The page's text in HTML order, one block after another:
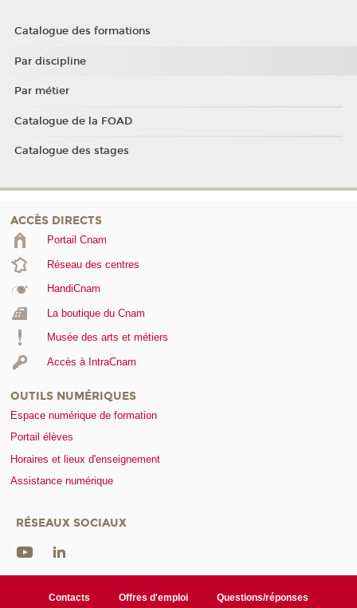
Catalogue des formations
Par discipline
Par métier
Catalogue de la FOAD
Catalogue des stages
ACCÈS DIRECTS
Portail Cnam
Réseau des centres
HandiCnam
La boutique du Cnam
Musée des arts et métiers
Accès à IntraCnam
OUTILS NUMÉRIQUES
Espace numérique de formation
Portail élèves
Horaires et lieux d'enseignement
Assistance numérique
RÉSEAUX SOCIAUX
Contacts Offres d'emploi Questions/réponses